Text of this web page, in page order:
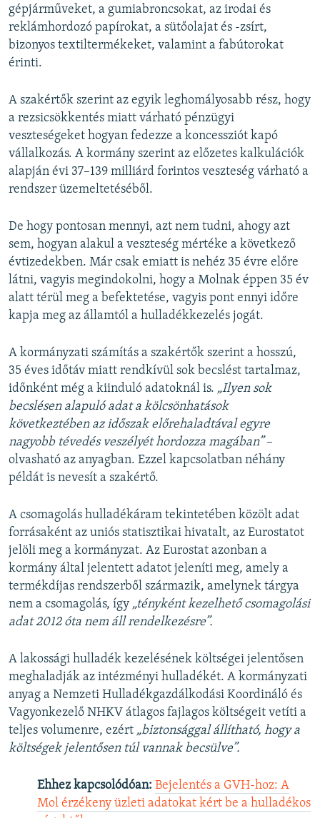
gépjárműveket, a gumiabroncsokat, az irodai és
reklámhordozó papírokat, a sütőolajat és -zsírt,
bizonyos textiltermékeket, valamint a fabútorokat
érinti.
A szakértők szerint az egyik leghomályosabb rész, hogy
a rezsicsökkentés miatt várható pénzügyi
veszteségeket hogyan fedezze a koncessziót kapó
vállalkozás. A kormány szerint az előzetes kalkulációk
alapján évi 37–139 milliárd forintos veszteség várható a
rendszer üzemeltetéséből.
De hogy pontosan mennyi, azt nem tudni, ahogy azt
sem, hogyan alakul a veszteség mértéke a következő
évtizedekben. Már csak emiatt is nehéz 35 évre előre
látni, vagyis megindokolni, hogy a Molnak éppen 35 év
alatt térül meg a befektetése, vagyis pont ennyi időre
kapja meg az államtól a hulladékkezelés jogát.
A kormányzati számítás a szakértők szerint a hosszú,
35 éves időtáv miatt rendkívül sok becslést tartalmaz,
időnként még a kiinduló adatoknál is. „Ilyen sok
becslésen alapuló adat a kölcsönhatások
következtében az időszak előrehaladtával egyre
nagyobb tévedés veszélyét hordozza magában”–
olvasható az anyagban. Ezzel kapcsolatban néhány
példát is nevesít a szakértő.
A csomagolás hulladékáram tekintetében közölt adat
forrásaként az uniós statisztikai hivatalt, az Eurostatot
jelöli meg a kormányzat. Az Eurostat azonban a
kormány által jelentett adatot jeleníti meg, amely a
termékdíjas rendszerből származik, amelynek tárgya
nem a csomagolás, így „tényként kezelhető csomagolási
adat 2012 óta nem áll rendelkezésre”.
A lakossági hulladék kezelésének költségei jelentősen
meghaladják az intézményi hulladékét. A kormányzati
anyag a Nemzeti Hulladékgazdálkodási Koordináló és
Vagyonkezelő NHKV átlagos fajlagos költségeit vetíti a
teljes volumenre, ezért „biztonsággal állítható, hogy a
költségek jelentősen túl vannak becsülve”.
Ehhez kapcsolódóan: Bejelentés a GVH-hoz: A
Mol érzékeny üzleti adatokat kért be a hulladékos